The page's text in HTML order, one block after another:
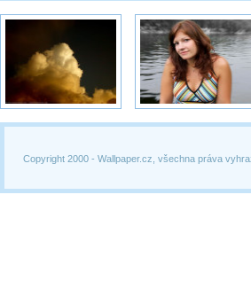
Copyright 2000 - Wallpaper.cz, všechna práva